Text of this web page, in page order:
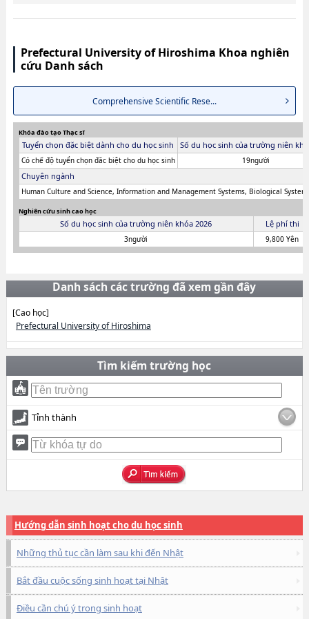
Prefectural University of Hiroshima Khoa nghiên
cứu Danh sách
Comprehensive Scientific Rese...
Khóa đào tạo Thạc sĩ
Tuyển chọn đặc biệt dành cho du học sinh Số du học sinh của trường niên
Có chế độ tuyển chọn đăc biệt cho du học sinh 19người
Chuyên ngành
Human Culture and Science, Information and Management Systems, Biological
Nghiên cứu sinh cao học
Số du học sinh của trường niên khóa 2026 Lệ phí thi
3người 9,800 Yên
Danh sách các trường đã xem gần đây
[Cao học]
Prefectural University of Hiroshima
Tìm kiếm trường học
Tỉnh thành
Hướng dẫn sinh hoạt cho du học sinh
Những thủ tục cần làm sau khi đến Nhật
Bắt đầu cuộc sống sinh hoạt tại Nhật
Điều cần chú ý trong sinh hoạt